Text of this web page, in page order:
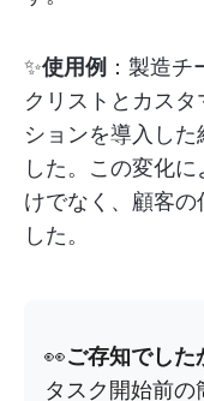
✨使用例 ：製造
クリストとカス
ションを導入した
した。この変化
けでなく、顧客の
した。
👀ご存知でした
タスク開始前